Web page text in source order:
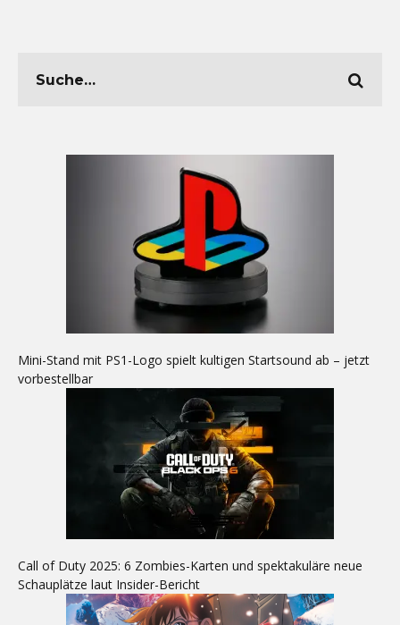
Mini-Stand mit PS1-Logo spielt kultigen Startsound ab – jetzt
vorbestellbar
Call of Duty 2025: 6 Zombies-Karten und spektakuläre neue
Schauplätze laut Insider-Bericht